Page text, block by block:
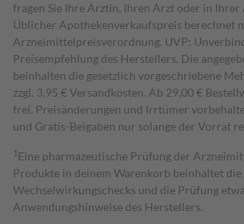
fragen Sie Ihre Ärztin, Ihren Arzt oder in Ihrer
Üblicher Apothekenverkaufspreis berechnet
Arzneimittelpreisverordnung. UVP:
Preisempfehlung des Herstellers. Die
beinhalten die gesetzlich vorgeschriebene
zzgl. 3,95 € Versandkosten. Ab 29,00 €
frei. Preisänderungen und Irrtümer
und Gratis-Beigaben nur solange der Vorrat
1 Eine pharmazeutische Prüfung der
Produkte in deinem Warenkorb beinhaltet
Wechselwirkungschecks und die Prüfung
Anwendungshinweise des Herstellers.